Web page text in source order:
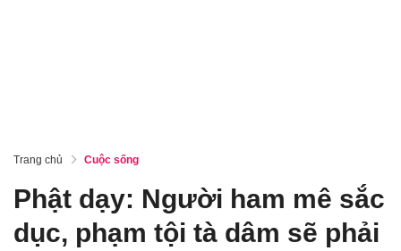
Trang chủ Cuộc sống
Phật dạy: Người ham mê sắc
dục, phạm tội tà dâm sẽ phải